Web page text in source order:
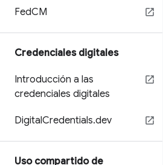
FedCM
Credenciales digitales
Introducción a las
credenciales digitales
DigitalCredentials.dev
Uso compartido de